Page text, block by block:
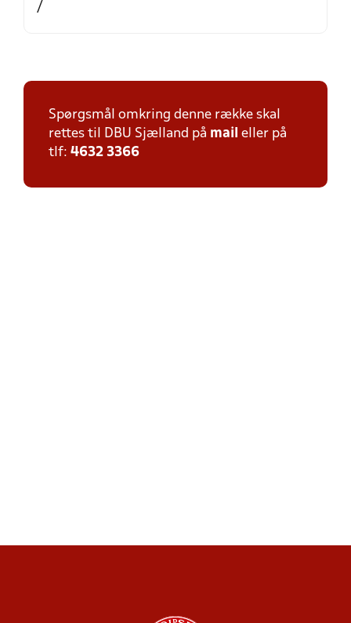
/
Spørgsmål omkring denne række skal
rettes til DBU Sjælland på mail eller på
tlf: 4632 3366